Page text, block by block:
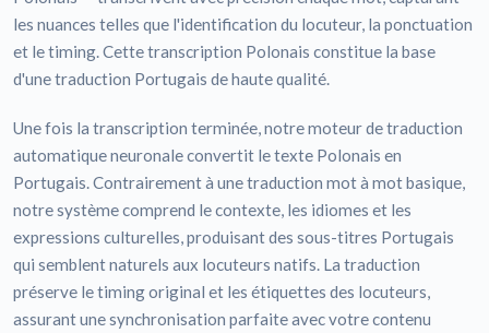
les nuances telles que l'identification du locuteur, la ponctuation
et le timing. Cette transcription Polonais constitue la base
d'une traduction Portugais de haute qualité.
Une fois la transcription terminée, notre moteur de traduction
automatique neuronale convertit le texte Polonais en
Portugais. Contrairement à une traduction mot à mot basique,
notre système comprend le contexte, les idiomes et les
expressions culturelles, produisant des sous-titres Portugais
qui semblent naturels aux locuteurs natifs. La traduction
préserve le timing original et les étiquettes des locuteurs,
assurant une synchronisation parfaite avec votre contenu